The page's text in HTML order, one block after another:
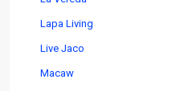
Lapa Living
Live Jaco
Macaw